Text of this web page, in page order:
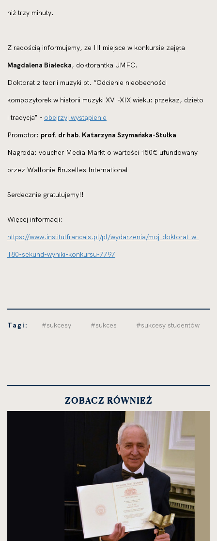
niż trzy minuty.
Z radością informujemy, że III miejsce w konkursie zajęła
Magdalena Białecka, doktorantka UMFC.
Doktorat z teorii muzyki pt. “Odcienie nieobecności
kompozytorek w historii muzyki XVI-XIX wieku: przekaz, dzieło
i tradycja" - obejrzyj wystąpienie
Promotor: prof. dr hab. Katarzyna Szymańska-Stułka
Nagroda: voucher Media Markt o wartości 150€ ufundowany
przez Wallonie Bruxelles International
Serdecznie gratulujemy!!!
Więcej informacji:
https://www.institutfrancais.pl/pl/wydarzenia/moj-doktorat-w-
180-sekund-wyniki-konkursu-7797
Tagi: #sukcesy #sukces #sukcesy studentów
ZOBACZ RÓWNIEŻ